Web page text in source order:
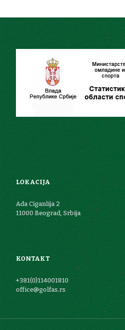
LOKACIJA
Ada Ciganlija 2
11000 Beograd, Srbija
KONTAKT
+381(0)114001810
office@golfas.rs